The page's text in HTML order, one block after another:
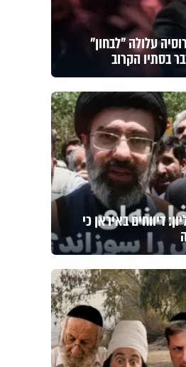
עלולה "לבחון"
בסתיו הקרוב
דיווחים באיראן כי